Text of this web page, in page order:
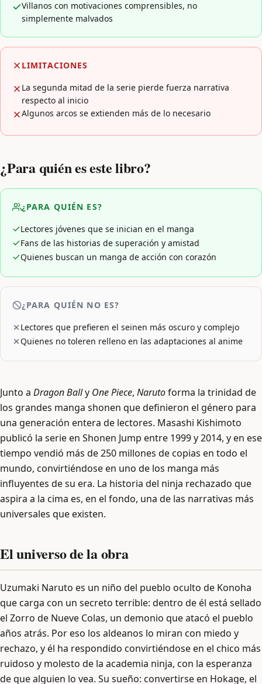
Villanos con motivaciones comprensibles, no
simplemente malvados
LIMITACIONES
La segunda mitad de la serie pierde fuerza narrativa
respecto al inicio
Algunos arcos se extienden más de lo necesario
¿Para quién es este libro?
¿PARA QUIÉN ES?
Lectores jóvenes que se inician en el manga
Fans de las historias de superación y amistad
Quienes buscan un manga de acción con corazón
¿PARA QUIÉN NO ES?
Lectores que prefieren el seinen más oscuro y complejo
Quienes no toleren relleno en las adaptaciones al anime
Junto a Dragon Bally One Piece, Narutoforma la trinidad de
los grandes manga shonen que definieron el género para
una generación entera de lectores. Masashi Kishimoto
publicó la serie en Shonen Jump entre 1999 y 2014, y en ese
tiempo vendió más de 250 millones de copias en todo el
mundo, convirtiéndose en uno de los manga más
influyentes de su era. La historia del ninja rechazado que
aspira a la cima es, en el fondo, una de las narrativas más
universales que existen.
El universo de la obra
Uzumaki Naruto es un niño del pueblo oculto de Konoha
que carga con un secreto terrible: dentro de él está sellado
el Zorro de Nueve Colas, un demonio que atacó el pueblo
años atrás. Por eso los aldeanos lo miran con miedo y
rechazo, y él ha respondido convirtiéndose en el chico más
ruidoso y molesto de la academia ninja, con la esperanza
de que alguien lo vea. Su sueño: convertirse en Hokage, el